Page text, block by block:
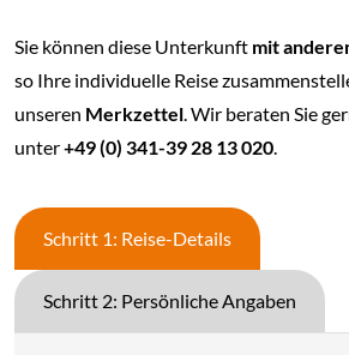
Sie können diese Unterkunft mit
so Ihre individuelle Reise
unseren Merkzettel. Wir beraten Sie
unter+49 (0) 341-39 28 13 020.
Schritt 1: Reise-Details
Schritt 2: Persönliche Angaben